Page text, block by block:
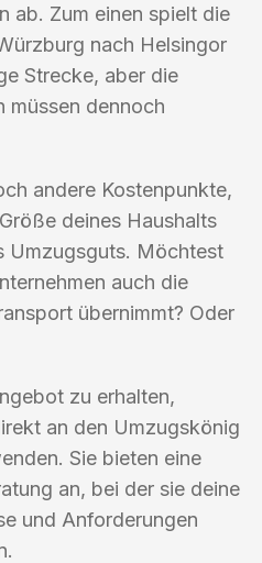
ab. Zum einen spielt die
nach Helsingor
Strecke, aber die
müssen dennoch
andere Kostenpunkte,
deines Haushalts
Umzugsguts. Möchtest
auch die
übernimmt? Oder
zu erhalten,
an den Umzugskönig
Sie bieten eine
an, bei der sie deine
und Anforderungen